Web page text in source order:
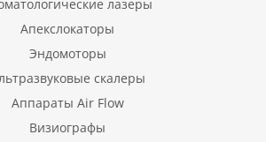
лазеры
Апекслокаторы
Эндомоторы
скалеры
Аппараты Air Flow
Визиографы